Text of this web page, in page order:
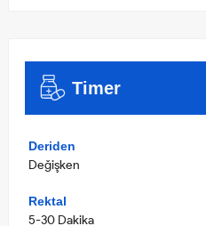
Timer
Deriden
Değişken
Rektal
5-30 Dakika